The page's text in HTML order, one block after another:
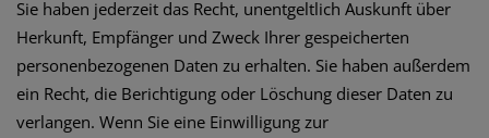
Sie haben jederzeit das Recht, unentgeltlich Auskunft über
Herkunft, Empfänger und Zweck Ihrer gespeicherten
personenbezogenen Daten zu erhalten. Sie haben außerdem
ein Recht, die Berichtigung oder Löschung dieser Daten zu
verlangen. Wenn Sie eine Einwilligung zur